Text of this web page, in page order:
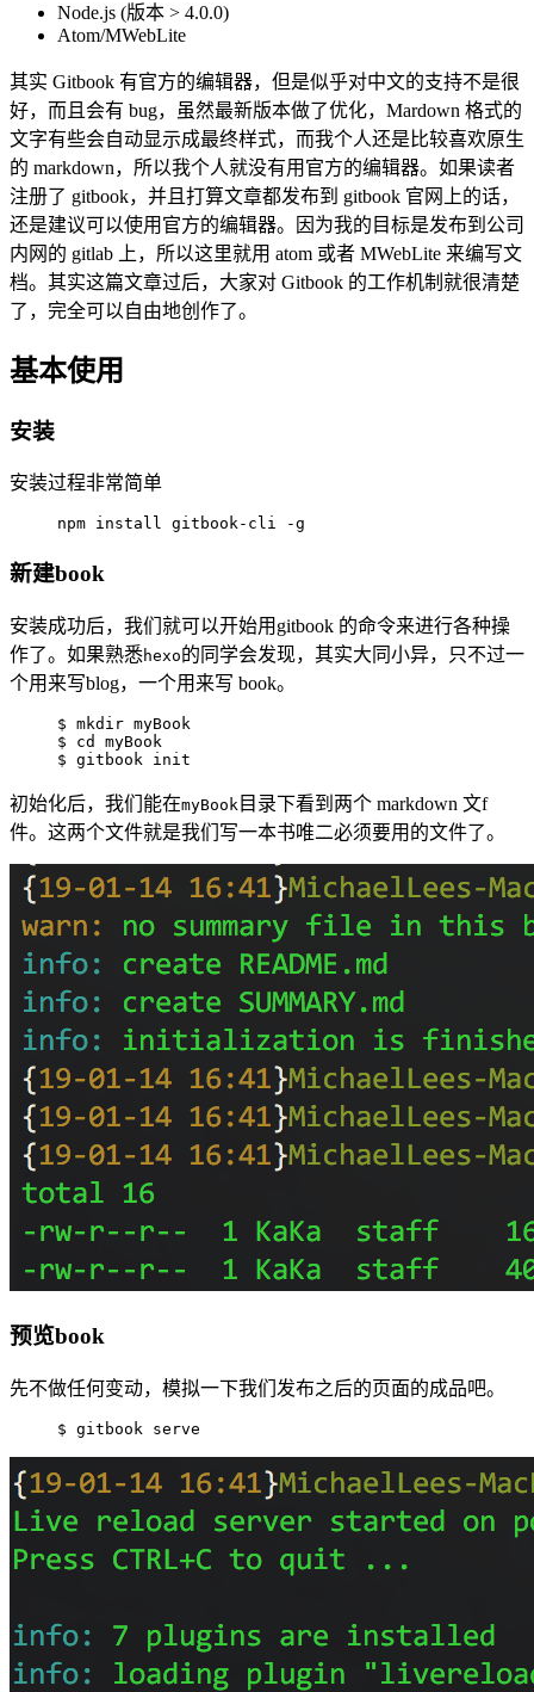
Node.js (版本 > 4.0.0)
Atom/MWebLite
其实 Gitbook 有官方的编辑器，但是似乎对中文的支持不是很
好，而且会有 bug，虽然最新版本做了优化，Mardown 格式的
文字有些会自动显示成最终样式，而我个人还是比较喜欢原生
的 markdown，所以我个人就没有用官方的编辑器。如果读者
注册了 gitbook，并且打算文章都发布到 gitbook 官网上的话，
还是建议可以使用官方的编辑器。因为我的目标是发布到公司
内网的 gitlab 上，所以这里就用 atom 或者 MWebLite 来编写文
档。其实这篇文章过后，大家对 Gitbook 的工作机制就很清楚
了，完全可以自由地创作了。
基本使用
安装
安装过程非常简单
npm install gitbook-cli -g
新建book
安装成功后，我们就可以开始用gitbook 的命令来进行各种操
作了。如果熟悉hexo的同学会发现，其实大同小异，只不过一
个用来写blog，一个用来写 book。
$ mkdir myBook
$ cd myBook
$ gitbook init
初始化后，我们能在myBook 目录下看到两个 markdown 文f
件。这两个文件就是我们写一本书唯二必须要用的文件了。
预览book
先不做任何变动，模拟一下我们发布之后的页面的成品吧。
$ gitbook serve